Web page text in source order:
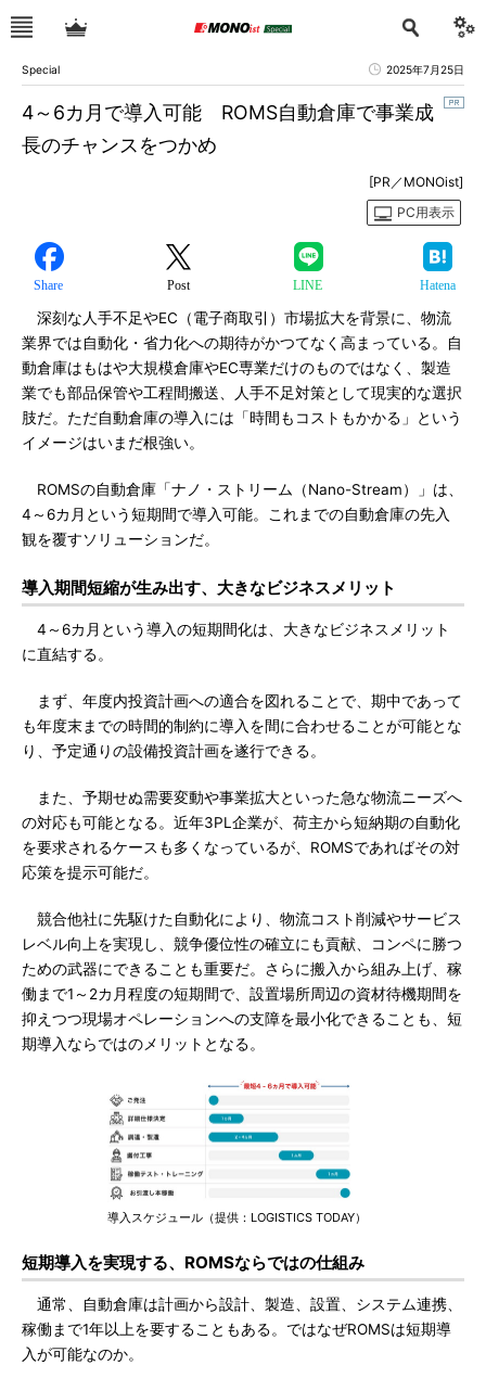
Special 2025年7月25日
4～6カ月で導入可能 ROMS自動倉庫で事業成
長のチャンスをつかめ
[PR／MONOist]
PC用表示
Share Post LINE Hatena
深刻な人手不足やEC（電子商取引）市場拡大を背景に、物流
業界では自動化・省力化への期待がかつてなく高まっている。自
動倉庫はもはや大規模倉庫やEC専業だけのものではなく、製造
業でも部品保管や工程間搬送、人手不足対策として現実的な選択
肢だ。ただ自動倉庫の導入には「時間もコストもかかる」という
イメージはいまだ根強い。
ROMSの自動倉庫「ナノ・ストリーム（Nano-Stream）」は、
4～6カ月という短期間で導入可能。これまでの自動倉庫の先入
観を覆すソリューションだ。
導入期間短縮が生み出す、大きなビジネスメリット
4～6カ月という導入の短期間化は、大きなビジネスメリット
に直結する。
まず、年度内投資計画への適合を図れることで、期中であって
も年度末までの時間的制約に導入を間に合わせることが可能とな
り、予定通りの設備投資計画を遂行できる。
また、予期せぬ需要変動や事業拡大といった急な物流ニーズへ
の対応も可能となる。近年3PL企業が、荷主から短納期の自動化
を要求されるケースも多くなっているが、ROMSであればその対
応策を提示可能だ。
競合他社に先駆けた自動化により、物流コスト削減やサービス
レベル向上を実現し、競争優位性の確立にも貢献、コンペに勝つ
ための武器にできることも重要だ。さらに搬入から組み上げ、稼
働まで1～2カ月程度の短期間で、設置場所周辺の資材待機期間を
抑えつつ現場オペレーションへの支障を最小化できることも、短
期導入ならではのメリットとなる。
導入スケジュール（提供：LOGISTICS TODAY）
短期導入を実現する、ROMSならではの仕組み
通常、自動倉庫は計画から設計、製造、設置、システム連携、
稼働まで1年以上を要することもある。ではなぜROMSは短期導
入が可能なのか。